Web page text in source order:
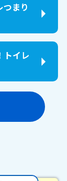
まり
トイレ